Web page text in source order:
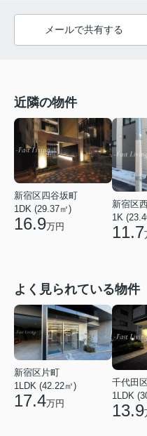
メールで共有する
近隣の物件
新宿区四谷坂町
1DK (29.37㎡)
16.9万円
新宿区
1K
11.7
よく見られている物件
新宿区片町
1LDK (42.22㎡)
17.4万円
千代田
1LDK
13.9